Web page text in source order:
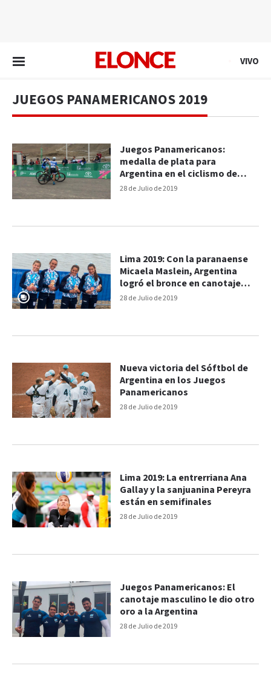
VIVO
JUEGOS PANAMERICANOS 2019
28 de Julio de 2019
Juegos Panamericanos:
medalla de plata para
Argentina en el ciclismo de
montaña
28 de Julio de 2019
Lima 2019: Con la paranaense
Micaela Maslein, Argentina
logró el bronce en canotaje
femenino
28 de Julio de 2019
Nueva victoria del Sóftbol de
Argentina en los Juegos
Panamericanos
28 de Julio de 2019
Lima 2019: La entrerriana Ana
Gallay y la sanjuanina Pereyra
están en semifinales
28 de Julio de 2019
Juegos Panamericanos: El
canotaje masculino le dio otro
oro a la Argentina